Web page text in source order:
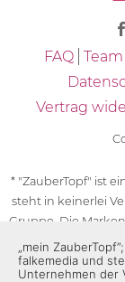
FAQ Team
Vertrag
* "ZauberTopf" ist
steht in keinerlei
Gruppe. Die
des
der Vorwerk-
„mein
falkemedia und
Unternehmen der